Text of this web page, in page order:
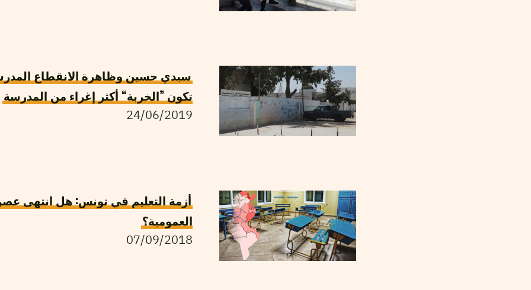
سيدي حسين وظاهرة الانقطاع
تكون ”الخربة“ أكثر إغراء من المدرسة
24/06/2019
أزمة التعليم في تونس: هل انتهى
العمومية؟
07/09/2018